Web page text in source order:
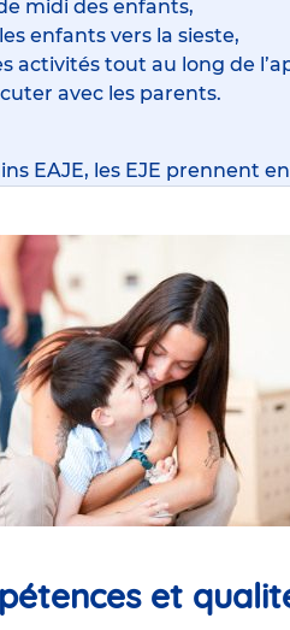
midi des enfants,
enfants vers la sieste,
activités tout au long de
avec les parents.
EAJE, les EJE prennent
et